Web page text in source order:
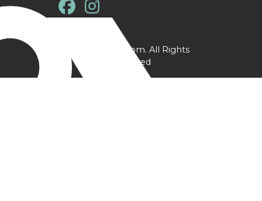
@ YPtrainer.com. All Rights
Reserved